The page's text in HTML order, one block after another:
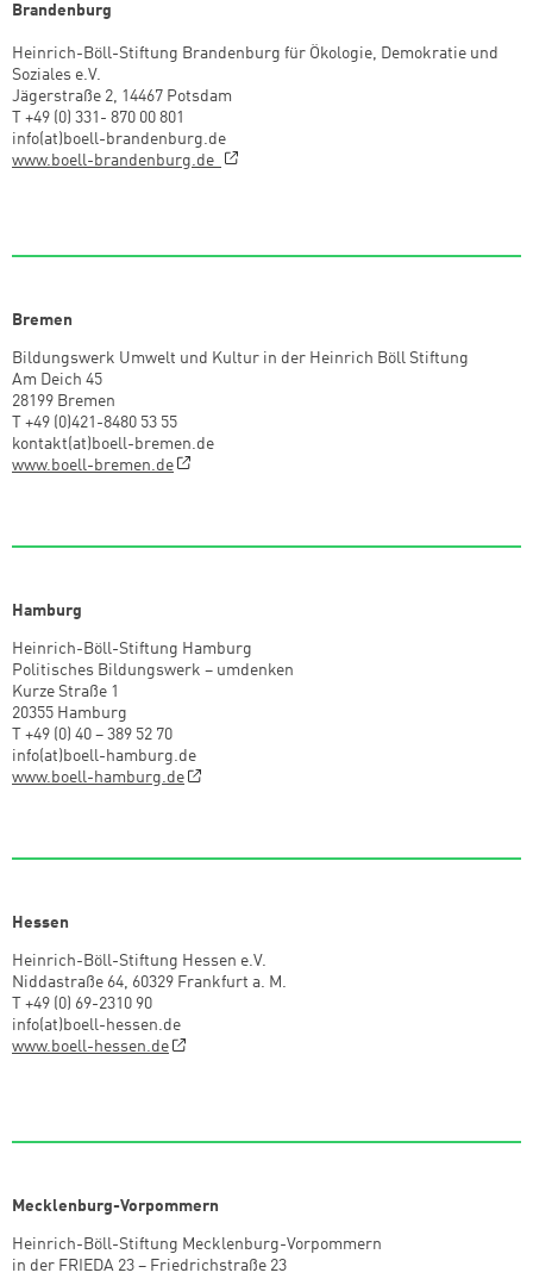
Brandenburg
Heinrich-Böll-Stiftung Brandenburg für Ökologie, Demokratie und
Soziales e.V.
Jägerstraße 2, 14467 Potsdam
T +49 (0) 331- 870 00 801
info(at)boell-brandenburg.de
www.boell-brandenburg.de
Bremen
Bildungswerk Umwelt und Kultur in der Heinrich Böll Stiftung
Am Deich 45
28199 Bremen
T +49 (0)421-8480 53 55
kontakt(at)boell-bremen.de
www.boell-bremen.de
Hamburg
Heinrich-Böll-Stiftung Hamburg
Politisches Bildungswerk – umdenken
Kurze Straße 1
20355 Hamburg
T +49 (0) 40 – 389 52 70
info(at)boell-hamburg.de
www.boell-hamburg.de
Hessen
Heinrich-Böll-Stiftung Hessen e.V.
Niddastraße 64, 60329 Frankfurt a. M.
T +49 (0) 69-2310 90
info(at)boell-hessen.de
www.boell-hessen.de
Mecklenburg-Vorpommern
Heinrich-Böll-Stiftung Mecklenburg-Vorpommern
in der FRIEDA 23 – Friedrichstraße 23